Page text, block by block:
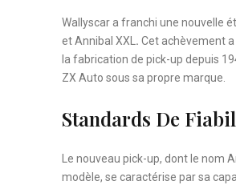
Wallyscar a franchi une nouvelle
et Annibal XXL. Cet achèvement
la fabrication de pick-up depuis
ZX Auto sous sa propre marque.
Standards De
Le nouveau pick-up, dont le nom
modèle, se caractérise par sa